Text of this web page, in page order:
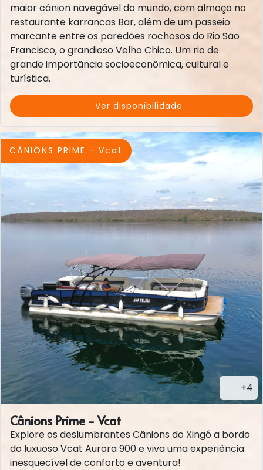
maior cânion navegável do mundo, com almoço no
restaurante karrancas Bar, além de um passeio
marcante entre os paredões rochosos do Rio São
Francisco, o grandioso Velho Chico. Um rio de
grande importância socioeconômica, cultural e
turística.
Ver disponibilidade
CÂNIONS PRIME - Vcat
+4
Cânions Prime - Vcat
Explore os deslumbrantes Cânions do Xingó a bordo
do luxuoso Vcat Aurora 900 e viva uma experiência
inesquecível de conforto e aventura!